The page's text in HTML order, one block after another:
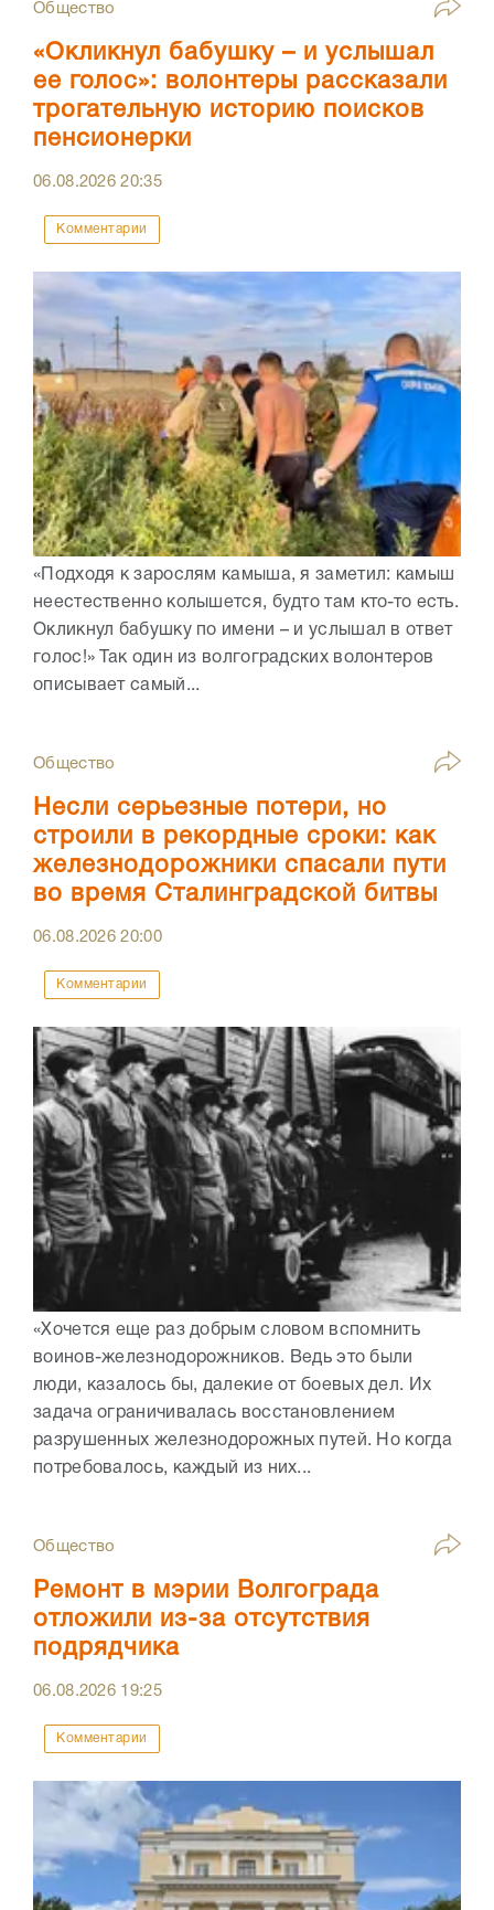
Общество
«Окликнул бабушку – и услышал
ее голос»: волонтеры рассказали
трогательную историю поисков
пенсионерки
06.08.202620:35
Комментарии
«Подходя к зарослям камыша, я заметил: камыш
неестественно колышется, будто там кто-то есть.
Окликнул бабушку по имени – и услышал в ответ
голос!» Так один из волгоградских волонтеров
описывает самый...
Общество
Несли серьезные потери, но
строили в рекордные сроки: как
железнодорожники спасали пути
во время Сталинградской битвы
06.08.202620:00
Комментарии
«Хочется еще раз добрым словом вспомнить
воинов-железнодорожников. Ведь это были
люди, казалось бы, далекие от боевых дел. Их
задача ограничивалась восстановлением
разрушенных железнодорожных путей. Но когда
потребовалось, каждый из них...
Общество
Ремонт в мэрии Волгограда
отложили из-за отсутствия
подрядчика
06.08.2026 19:25
Комментарии